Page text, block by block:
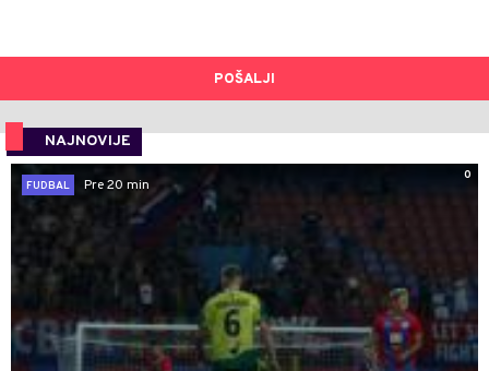
POŠALJI
NAJNOVIJE
0
FUDBAL
Pre 20 min